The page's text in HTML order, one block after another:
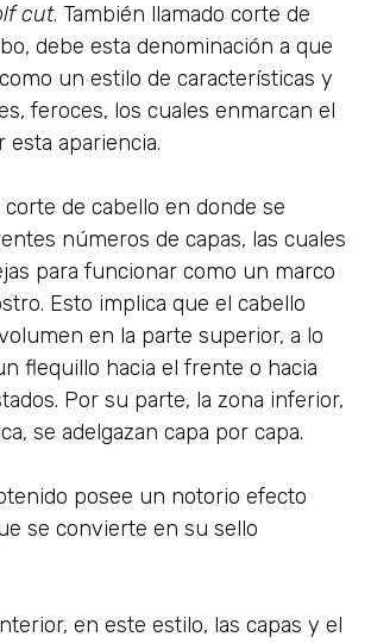
cut. También llamado corte de
debe esta denominación a que
un estilo de características y
feroces, los cuales enmarcan el
esta apariencia.
de cabello en donde se
números de capas, las cuales
para funcionar como un marco
Esto implica que el cabello
en la parte superior, a lo
flequillo hacia el frente o hacia
Por su parte, la zona inferior,
se adelgazan capa por capa.
posee un notorio efecto
se convierte en su sello
en este estilo, las capas y el